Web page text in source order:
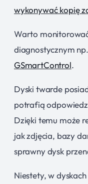
wykonywać kopię
Warto
diagnostycznym np.
GSmartControl.
Dyski twarde
potrafią
Dzięki temu może
jak zdjęcia, bazy
sprawny dysk
Niestety, w